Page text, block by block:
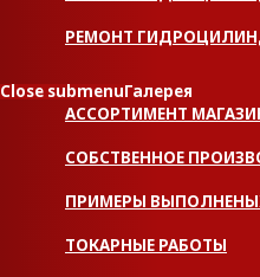
РЕМОНТ
Close submenuГалерея
АССОРТИМЕНТ
СОБСТВЕННОЕ
ПРИМЕРЫ
ТОКАРНЫЕ РАБОТЫ